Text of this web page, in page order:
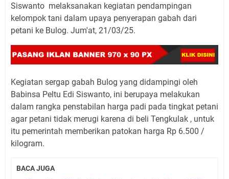
Siswanto melaksanakan kegiatan pendampingan
kelompok tani dalam upaya penyerapan gabah dari
petani ke Bulog. Jum'at, 21/03/25.
Kegiatan sergap gabah Bulog yang didampingi oleh
Babinsa Peltu Edi Siswanto, ini berupaya melakukan
dalam rangka penstabilan harga padi pada tingkat petani
agar petani tidak merugi karena di beli Tengkulak , untuk
itu pemerintah memberikan patokan harga Rp 6.500 /
kilogram.
BACA JUGA